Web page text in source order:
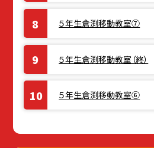
５年生倉渕移動教室⑦
５年生倉渕移動教室（終）
５年生倉渕移動教室⑥